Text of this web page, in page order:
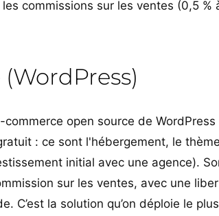
commissions sur les ventes (0,5
open source de
: ce sont l'hébergement, le
initial avec une agence).
sur les ventes, avec une
C’est la solution qu’on déploie le